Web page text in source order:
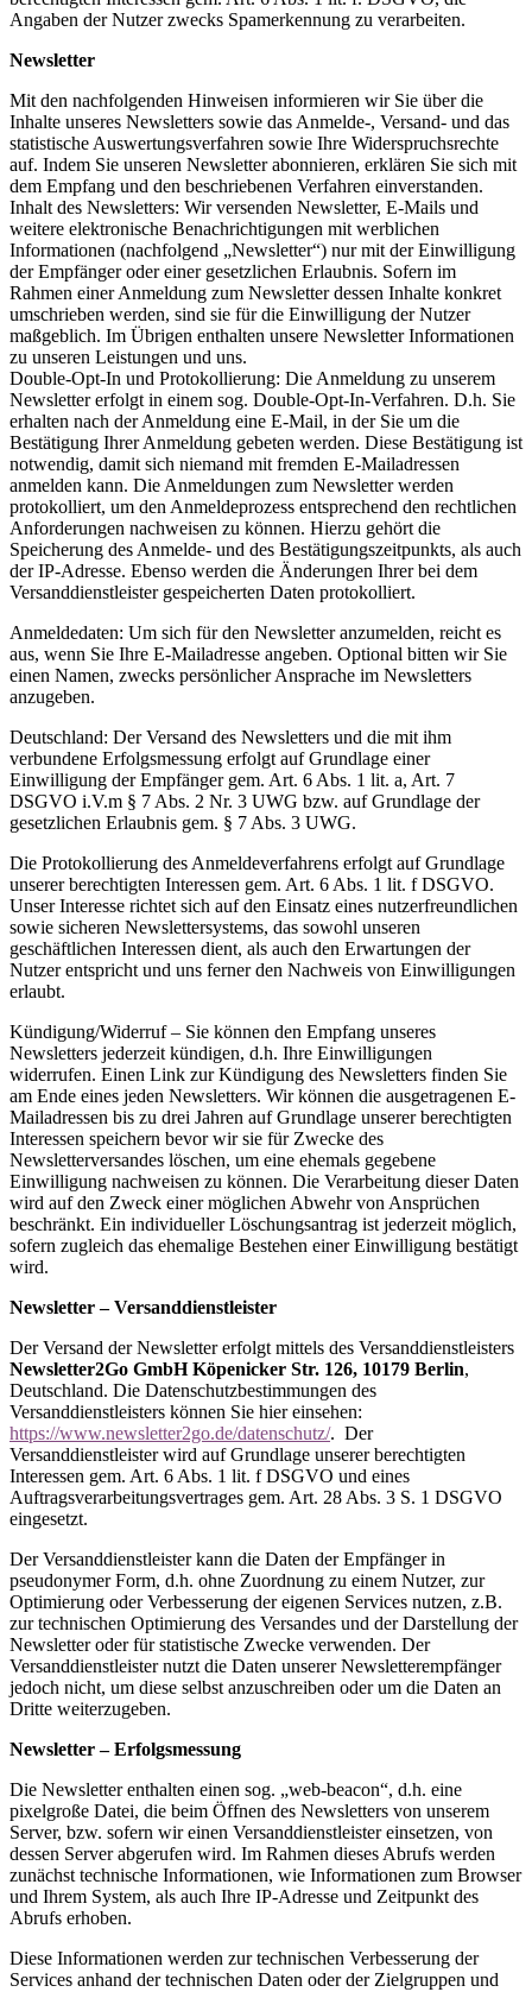
Angaben der Nutzer zwecks Spamerkennung zu verarbeiten.
Newsletter
Mit den nachfolgenden Hinweisen informieren wir Sie über die
Inhalte unseres Newsletters sowie das Anmelde-, Versand- und das
statistische Auswertungsverfahren sowie Ihre Widerspruchsrechte
auf. Indem Sie unseren Newsletter abonnieren, erklären Sie sich mit
dem Empfang und den beschriebenen Verfahren einverstanden.
Inhalt des Newsletters: Wir versenden Newsletter, E-Mails und
weitere elektronische Benachrichtigungen mit werblichen
Informationen (nachfolgend „Newsletter“) nur mit der Einwilligung
der Empfänger oder einer gesetzlichen Erlaubnis. Sofern im
Rahmen einer Anmeldung zum Newsletter dessen Inhalte konkret
umschrieben werden, sind sie für die Einwilligung der Nutzer
maßgeblich. Im Übrigen enthalten unsere Newsletter Informationen
zu unseren Leistungen und uns.
Double-Opt-In und Protokollierung: Die Anmeldung zu unserem
Newsletter erfolgt in einem sog. Double-Opt-In-Verfahren. D.h. Sie
erhalten nach der Anmeldung eine E-Mail, in der Sie um die
Bestätigung Ihrer Anmeldung gebeten werden. Diese Bestätigung ist
notwendig, damit sich niemand mit fremden E-Mailadressen
anmelden kann. Die Anmeldungen zum Newsletter werden
protokolliert, um den Anmeldeprozess entsprechend den rechtlichen
Anforderungen nachweisen zu können. Hierzu gehört die
Speicherung des Anmelde- und des Bestätigungszeitpunkts, als auch
der IP-Adresse. Ebenso werden die Änderungen Ihrer bei dem
Versanddienstleister gespeicherten Daten protokolliert.
Anmeldedaten: Um sich für den Newsletter anzumelden, reicht es
aus, wenn Sie Ihre E-Mailadresse angeben. Optional bitten wir Sie
einen Namen, zwecks persönlicher Ansprache im Newsletters
anzugeben.
Deutschland: Der Versand des Newsletters und die mit ihm
verbundene Erfolgsmessung erfolgt auf Grundlage einer
Einwilligung der Empfänger gem. Art. 6 Abs. 1 lit. a, Art. 7
DSGVO i.V.m § 7 Abs. 2 Nr. 3 UWG bzw. auf Grundlage der
gesetzlichen Erlaubnis gem. § 7 Abs. 3 UWG.
Die Protokollierung des Anmeldeverfahrens erfolgt auf Grundlage
unserer berechtigten Interessen gem. Art. 6 Abs. 1 lit. f DSGVO.
Unser Interesse richtet sich auf den Einsatz eines nutzerfreundlichen
sowie sicheren Newslettersystems, das sowohl unseren
geschäftlichen Interessen dient, als auch den Erwartungen der
Nutzer entspricht und uns ferner den Nachweis von Einwilligungen
erlaubt.
Kündigung/Widerruf – Sie können den Empfang unseres
Newsletters jederzeit kündigen, d.h. Ihre Einwilligungen
widerrufen. Einen Link zur Kündigung des Newsletters finden Sie
am Ende eines jeden Newsletters. Wir können die ausgetragenen E-
Mailadressen bis zu drei Jahren auf Grundlage unserer berechtigten
Interessen speichern bevor wir sie für Zwecke des
Newsletterversandes löschen, um eine ehemals gegebene
Einwilligung nachweisen zu können. Die Verarbeitung dieser Daten
wird auf den Zweck einer möglichen Abwehr von Ansprüchen
beschränkt. Ein individueller Löschungsantrag ist jederzeit möglich,
sofern zugleich das ehemalige Bestehen einer Einwilligung bestätigt
wird.
Newsletter – Versanddienstleister
Der Versand der Newsletter erfolgt mittels des Versanddienstleisters
Newsletter2Go GmbH Köpenicker Str. 126, 10179 Berlin,
Deutschland. Die Datenschutzbestimmungen des
Versanddienstleisters können Sie hier einsehen:
https://www.newsletter2go.de/datenschutz/. Der
Versanddienstleister wird auf Grundlage unserer berechtigten
Interessen gem. Art. 6 Abs. 1 lit. f DSGVO und eines
Auftragsverarbeitungsvertrages gem. Art. 28 Abs. 3 S. 1 DSGVO
eingesetzt.
Der Versanddienstleister kann die Daten der Empfänger in
pseudonymer Form, d.h. ohne Zuordnung zu einem Nutzer, zur
Optimierung oder Verbesserung der eigenen Services nutzen, z.B.
zur technischen Optimierung des Versandes und der Darstellung der
Newsletter oder für statistische Zwecke verwenden. Der
Versanddienstleister nutzt die Daten unserer Newsletterempfänger
jedoch nicht, um diese selbst anzuschreiben oder um die Daten an
Dritte weiterzugeben.
Newsletter – Erfolgsmessung
Die Newsletter enthalten einen sog. „web-beacon“, d.h. eine
pixelgroße Datei, die beim Öffnen des Newsletters von unserem
Server, bzw. sofern wir einen Versanddienstleister einsetzen, von
dessen Server abgerufen wird. Im Rahmen dieses Abrufs werden
zunächst technische Informationen, wie Informationen zum Browser
und Ihrem System, als auch Ihre IP-Adresse und Zeitpunkt des
Abrufs erhoben.
Diese Informationen werden zur technischen Verbesserung der
Services anhand der technischen Daten oder der Zielgruppen und